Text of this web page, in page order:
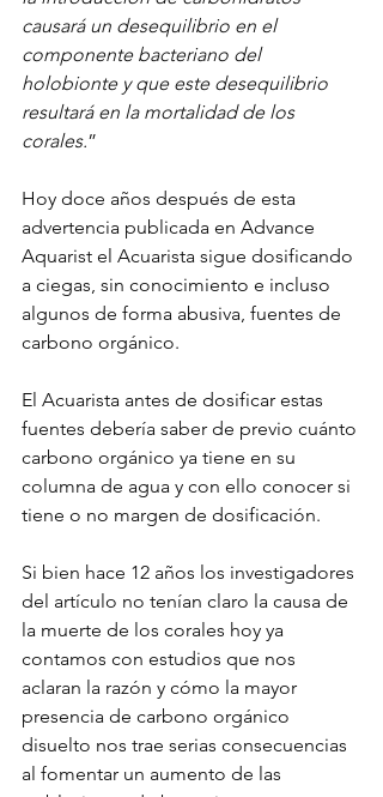
causará un desequilibrio en el
componente bacteriano del
holobionte y que este desequilibrio
resultará en la mortalidad de los
corales.”
Hoy doce años después de esta
advertencia publicada en Advance
Aquarist el Acuarista sigue dosificando
a ciegas, sin conocimiento e incluso
algunos de forma abusiva, fuentes de
carbono orgánico.
El Acuarista antes de dosificar estas
fuentes debería saber de previo cuánto
carbono orgánico ya tiene en su
columna de agua y con ello conocer si
tiene o no margen de dosificación.
Si bien hace 12 años los investigadores
del artículo no tenían claro la causa de
la muerte de los corales hoy ya
contamos con estudios que nos
aclaran la razón y cómo la mayor
presencia de carbono orgánico
disuelto nos trae serias consecuencias
al fomentar un aumento de las